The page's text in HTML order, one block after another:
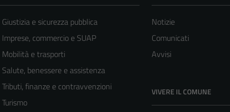
Giustizia e sicurezza pubblica
Imprese, commercio e SUAP
Mobilità e trasporti
Salute, benessere e assistenza
Tributi, finanze e contravvenzioni
Turismo
Notizie
Comunicati
Avvisi
VIVERE IL COMUNE